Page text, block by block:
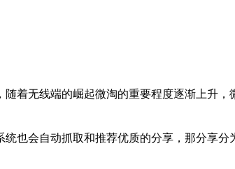
无线端的崛起微淘的重要程度逐渐上升，
会自动抓取和推荐优质的分享，那分享分